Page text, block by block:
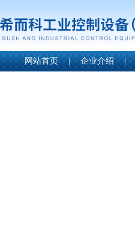
网站首页 | 企业介绍 |